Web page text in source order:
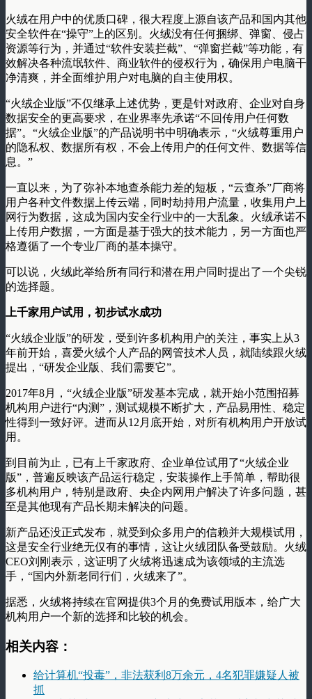
火绒在用户中的优质口碑，很大程度上源自该产品和国内其他
安全软件在“操守”上的区别。火绒没有任何捆绑、弹窗、侵占
资源等行为，并通过“软件安装拦截”、“弹窗拦截”等功能，有
效解决各种流氓软件、商业软件的侵权行为，确保用户电脑干
净清爽，并全面维护用户对电脑的自主使用权。
“火绒企业版”不仅继承上述优势，更是针对政府、企业对自身
数据安全的更高要求，在业界率先承诺“不回传用户任何数
据”。“火绒企业版”的产品说明书中明确表示，“火绒尊重用户
的隐私权、数据所有权，不会上传用户的任何文件、数据等信
息。”
一直以来，为了弥补本地查杀能力差的短板，“云查杀”厂商将
用户各种文件数据上传云端，同时劫持用户流量，收集用户上
网行为数据，这成为国内安全行业中的一大乱象。火绒承诺不
上传用户数据，一方面是基于强大的技术能力，另一方面也严
格遵循了一个专业厂商的基本操守。
可以说，火绒此举给所有同行和潜在用户同时提出了一个尖锐
的选择题。
上千家用户试用，初步试水成功
“火绒企业版”的研发，受到许多机构用户的关注，事实上从3
年前开始，喜爱火绒个人产品的网管技术人员，就陆续跟火绒
提出，“研发企业版、我们需要它”。
2017年8月，“火绒企业版”研发基本完成，就开始小范围招募
机构用户进行“内测”，测试规模不断扩大，产品易用性、稳定
性得到一致好评。进而从12月底开始，对所有机构用户开放试
用。
到目前为止，已有上千家政府、企业单位试用了“火绒企业
版”，普遍反映该产品运行稳定，安装操作上手简单，帮助很
多机构用户，特别是政府、央企内网用户解决了许多问题，甚
至是其他现有产品长期未解决的问题。
新产品还没正式发布，就受到众多用户的信赖并大规模试用，
这是安全行业绝无仅有的事情，这让火绒团队备受鼓励。火绒
CEO刘刚表示，这证明了火绒将迅速成为该领域的主流选
手，“国内外新老同行们，火绒来了”。
据悉，火绒将持续在官网提供3个月的免费试用版本，给广大
机构用户一个新的选择和比较的机会。
相关内容：
给计算机“投毒”，非法获利8万余元，4名犯罪嫌疑人被
抓